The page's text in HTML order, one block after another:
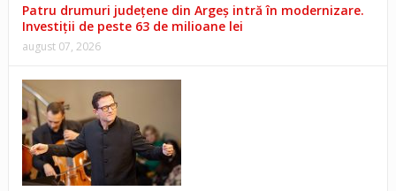
Patru drumuri județene din Argeș intră în modernizare.
Investiții de peste 63 de milioane lei
august 07, 2026